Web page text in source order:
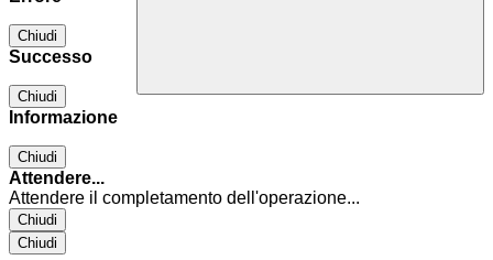
Chiudi
Successo
Chiudi
Informazione
Chiudi
Attendere...
Attendere il completamento dell'operazione...
Chiudi
Chiudi